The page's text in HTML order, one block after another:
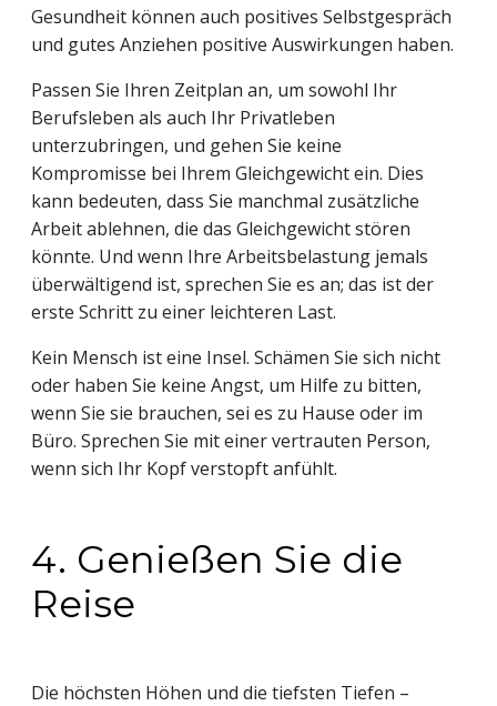
Gesundheit können auch positives Selbstgespräch
und gutes Anziehen positive Auswirkungen haben.
Passen Sie Ihren Zeitplan an, um sowohl Ihr
Berufsleben als auch Ihr Privatleben
unterzubringen, und gehen Sie keine
Kompromisse bei Ihrem Gleichgewicht ein. Dies
kann bedeuten, dass Sie manchmal zusätzliche
Arbeit ablehnen, die das Gleichgewicht stören
könnte. Und wenn Ihre Arbeitsbelastung jemals
überwältigend ist, sprechen Sie es an; das ist der
erste Schritt zu einer leichteren Last.
Kein Mensch ist eine Insel. Schämen Sie sich nicht
oder haben Sie keine Angst, um Hilfe zu bitten,
wenn Sie sie brauchen, sei es zu Hause oder im
Büro. Sprechen Sie mit einer vertrauten Person,
wenn sich Ihr Kopf verstopft anfühlt.
4. Genießen Sie die
Reise
Die höchsten Höhen und die tiefsten Tiefen –